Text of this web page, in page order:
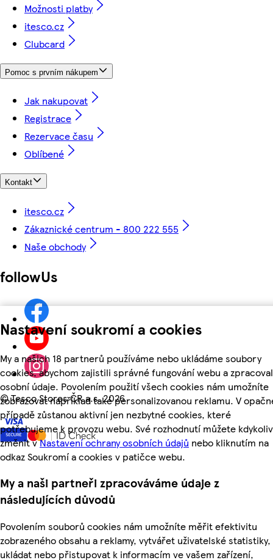
Nastavení soukromí a cookies
My a našich 18 partnerů používáme nebo ukládáme soubory
cookies, abychom zajistili správné fungování webu a
osobní údaje. Povolením použití všech cookies nám umožníte
zobrazovat například také personalizovanou reklamu. V
případě zůstanou aktivní jen nezbytné cookies, které
potřebujeme k provozu webu. Své rozhodnutí můžete kdykoliv
změnit vNastavení ochrany osobních údajů nebo kliknutím na
odkaz Soukromí a cookies v patičce webu.
My a naši partneři zpracováváme údaje z
následujících důvodů
Povolením souborů cookies nám umožníte měřit efektivitu
zobrazeného obsahu a reklamy, vytvářet uživatelské statistiky,
ukládat nebo přistupovat k informacím ve vašem zařízení,
Možnosti platby
itesco.cz
Clubcard
Pomoc s prvním nákupem
Jak nakupovat
Registrace
Rezervace času
Oblíbené
Kontakt
itesco.cz
Zákaznické centrum - 800 222 555
Naše obchody
followUs
©Tesco Stores ČR a.s. 2026